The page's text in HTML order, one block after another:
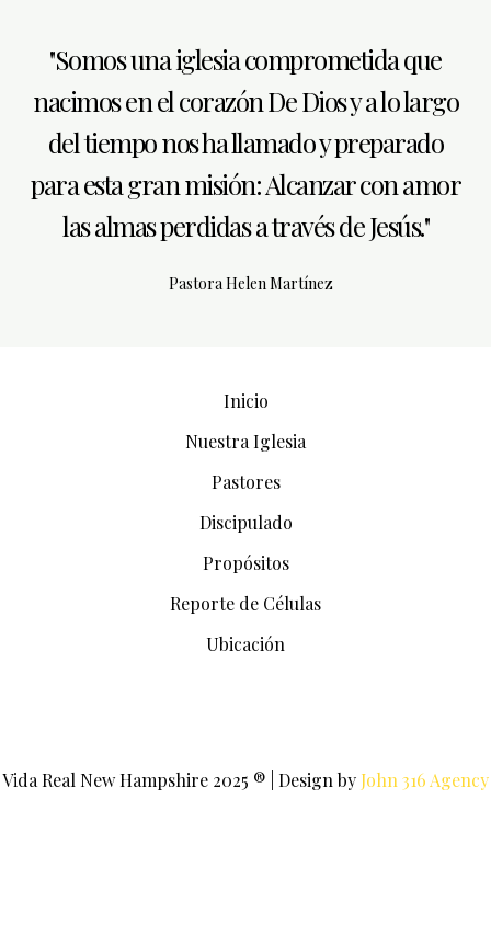
"Somos una iglesia comprometida que
nacimos en el corazón De Dios y a lo largo
del tiempo nos ha llamado y preparado
para esta gran misión: Alcanzar con amor
las almas perdidas a través de Jesús."
Pastora Helen Martínez
Inicio
Nuestra Iglesia
Pastores
Discipulado
Propósitos
Reporte de Células
Ubicación
Vida Real New Hampshire 2025 ® | Design by John 316 Agency